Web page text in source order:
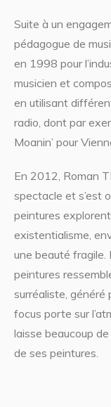
Suite à un
pédagogue de
en 1998 pour
musicien et
en utilisant
radio, dont par
Moanin’ pour
En 2012, Roman
spectacle et s’est
peintures
existentialisme,
une beauté fragile.
peintures
surréaliste, généré
focus porte sur
laisse beaucoup
de ses peintures.